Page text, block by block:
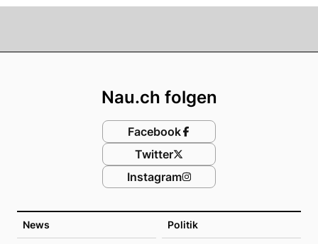
News Politik
Nau.ch folgen
Facebook
Twitter
Instagram